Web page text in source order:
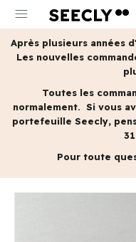
menu
Après plusieurs années
Les nouvelles
Toutes les
normalement. Si vous
portefeuille Seecly,
Pour toute